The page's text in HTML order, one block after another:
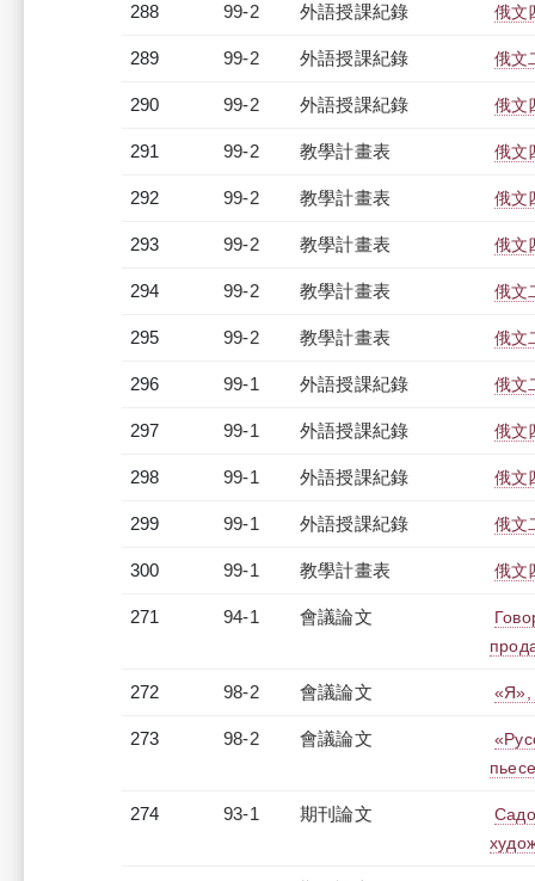
288 99-2 外語授課紀錄 俄文
289 99-2 外語授課紀錄 俄文
290 99-2 外語授課紀錄 俄文
291 99-2 教學計畫表 俄文
292 99-2 教學計畫表 俄文
293 99-2 教學計畫表 俄文
294 99-2 教學計畫表 俄文
295 99-2 教學計畫表 俄文
296 99-1 外語授課紀錄 俄文
297 99-1 外語授課紀錄 俄文
298 99-1 外語授課紀錄 俄文
299 99-1 外語授課紀錄 俄文
300 99-1 教學計畫表 俄文
271 94-1 會議論文
272 98-2 會議論文 «Я»,
273 98-2 會議論文
274 93-1 期刊論文